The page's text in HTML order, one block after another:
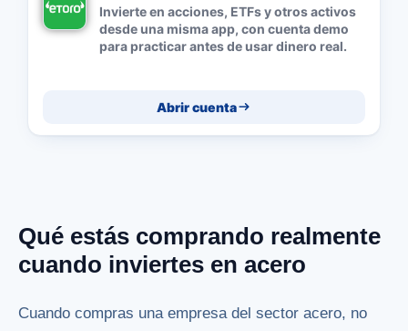
Invierte en acciones, ETFs y otros activos
desde una misma app, con cuenta demo
para practicar antes de usar dinero real.
Abrir cuenta
Qué estás comprando realmente
cuando inviertes en acero
Cuando compras una empresa del sector acero, no